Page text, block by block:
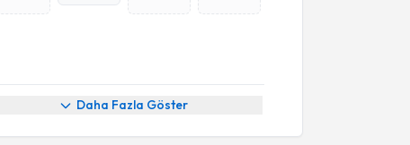
Daha Fazla Göster